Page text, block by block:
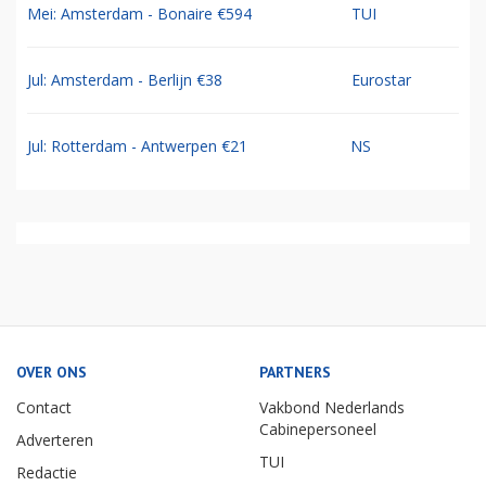
Mei: Amsterdam - Bonaire €594 TUI
Jul: Amsterdam - Berlijn €38 Eurostar
Jul: Rotterdam - Antwerpen €21 NS
OVER ONS
Contact
Adverteren
Redactie
PARTNERS
Vakbond Nederlands
Cabinepersoneel
TUI